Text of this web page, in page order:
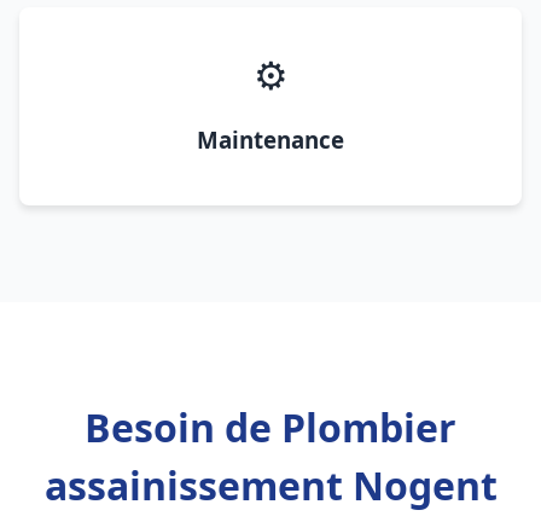
⚙️
Maintenance
Besoin de Plombier
assainissement Nogent